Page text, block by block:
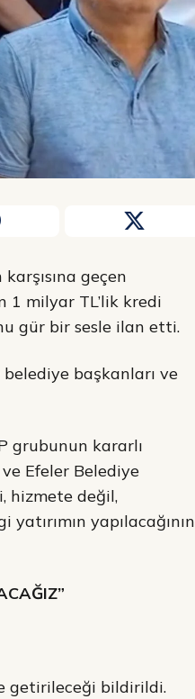
geçen
1 milyar TL’lik kredi
gür bir sesle ilan etti.
belediye başkanları ve
grubunun kararlı
Efeler Belediye
hizmete değil,
yapılacağının
getirileceği bildirildi.